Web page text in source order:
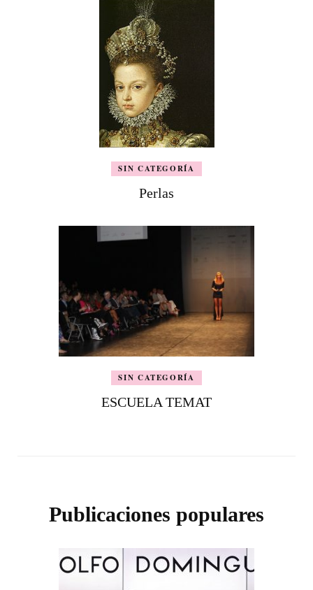
SIN CATEGORÍA
Perlas
SIN CATEGORÍA
ESCUELA TEMAT
Publicaciones populares